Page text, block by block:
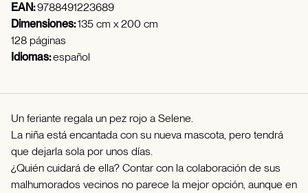
EAN:9788491223689
Dimensiones:135 cm x 200 cm
128 páginas
Idiomas:español
Un feriante regala un pez rojo a Selene.
La niña está encantada con su nueva mascota, pero tendrá
que dejarla sola por unos días.
¿Quién cuidará de ella? Contar con la colaboración de sus
malhumorados vecinos no parece la mejor opción, aunque en